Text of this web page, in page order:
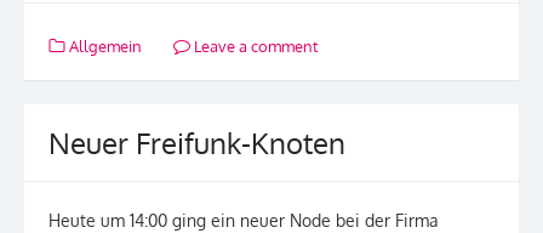
Allgemein Leave a comment
Neuer Freifunk-Knoten
Heute um 14:00 ging ein neuer Node bei der Firma